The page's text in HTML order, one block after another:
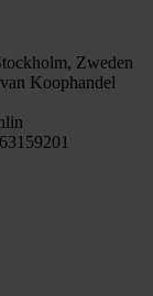
Zweden
Koophandel